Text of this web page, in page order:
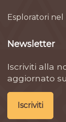
Esploratori nel
Newsletter
Iscriviti alla
aggiornato
Iscriviti